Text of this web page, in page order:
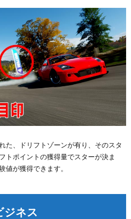
た、ドリフトゾーンが有り、そのスタ
トポイントの獲得量でスターが決ま
値が獲得できます。
ジネス